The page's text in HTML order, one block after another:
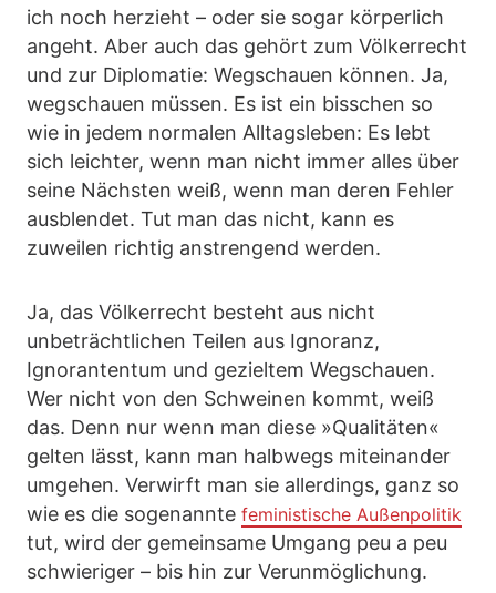
ich noch herzieht – oder sie sogar körperlich
angeht. Aber auch das gehört zum Völkerrecht
und zur Diplomatie: Wegschauen können. Ja,
wegschauen müssen. Es ist ein bisschen so
wie in jedem normalen Alltagsleben: Es lebt
sich leichter, wenn man nicht immer alles über
seine Nächsten weiß, wenn man deren Fehler
ausblendet. Tut man das nicht, kann es
zuweilen richtig anstrengend werden.
Ja, das Völkerrecht besteht aus nicht
unbeträchtlichen Teilen aus Ignoranz,
Ignorantentum und gezieltem Wegschauen.
Wer nicht von den Schweinen kommt, weiß
das. Denn nur wenn man diese »Qualitäten«
gelten lässt, kann man halbwegs miteinander
umgehen. Verwirft man sie allerdings, ganz so
wie es die sogenannte feministische Außenpolitik
tut, wird der gemeinsame Umgang peu a peu
schwieriger – bis hin zur Verunmöglichung.